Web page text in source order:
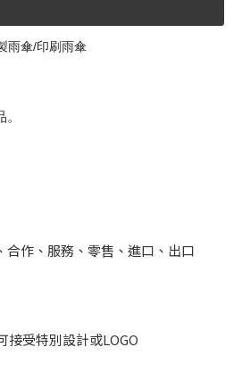
雨傘/印刷雨傘
合作、服務、零售、進口、出口
受特別設計或LOGO